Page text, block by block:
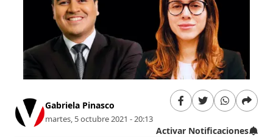
Gabriela Pinasco
martes, 5 octubre 2021 - 20:13
Activar Notificaciones